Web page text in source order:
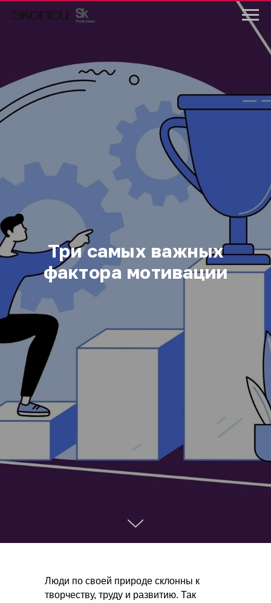
Три самых важных
фактора мотивации
Люди по своей природе склонны к
творчеству, труду и развитию. Так